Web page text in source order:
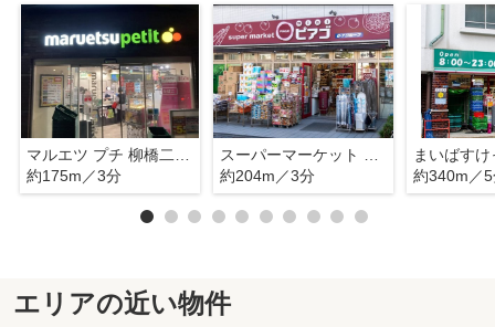
約175m／3分
約204m／3分
約340m／
エリアの近い物件